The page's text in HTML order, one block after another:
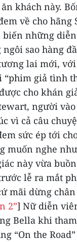
khách này.
về cho
biến những
sao hàng
lai mới,
“phim giả tình
cho khán
người
vì cả câu
sức ép tới
muốn nghe
này vừa
lễ ra mắt
mãi dừng chân
2”] Nữ diễn
Bella khi
“On the